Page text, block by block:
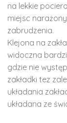
na lekkie
miejsc
zabrudzenia.
Klejona na
widoczna
gdzie nie
zakładki tez
układania
układana ze